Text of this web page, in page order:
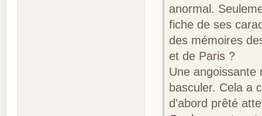
anormal.
fiche de ses
des mémoires
et de Paris ?
Une angoissante
basculer. Cela a
d'abord prêté